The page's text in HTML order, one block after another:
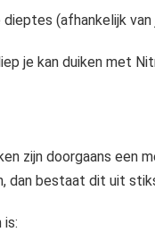
(afhankelijk van
je kan duiken met
zijn doorgaans een
dan bestaat dit uit
is: